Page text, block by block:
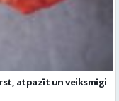
atpazīt un veiksmīgi